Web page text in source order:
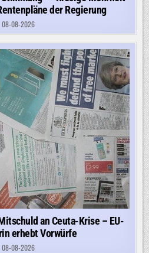
der Regierung
08-08-2026
an Ceuta-Krise – EU-
erhebt Vorwürfe
08-08-2026